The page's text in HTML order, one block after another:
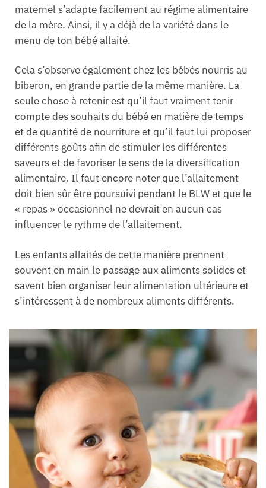
maternel s’adapte facilement au régime alimentaire
de la mère. Ainsi, il y a déjà de la variété dans le
menu de ton bébé allaité.
Cela s’observe également chez les bébés nourris au
biberon, en grande partie de la même manière. La
seule chose à retenir est qu’il faut vraiment tenir
compte des souhaits du bébé en matière de temps
et de quantité de nourriture et qu’il faut lui proposer
différents goûts afin de stimuler les différentes
saveurs et de favoriser le sens de la diversification
alimentaire. Il faut encore noter que l’allaitement
doit bien sûr être poursuivi pendant le BLW et que le
« repas » occasionnel ne devrait en aucun cas
influencer le rythme de l’allaitement.
Les enfants allaités de cette manière prennent
souvent en main le passage aux aliments solides et
savent bien organiser leur alimentation ultérieure et
s’intéressent à de nombreux aliments différents.